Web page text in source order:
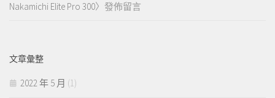
Nakamichi Elite Pro 300〉發佈留言
文章彙整
2022 年 5 月 (1)